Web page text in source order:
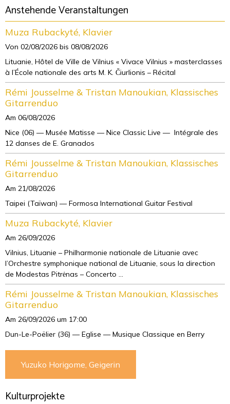
Anstehende Veranstaltungen
Muza Rubackyté, Klavier
Von 02/08/2026 bis 08/08/2026
Lituanie, Hôtel de Ville de Vilnius « Vivace Vilnius » masterclasses
à l’École nationale des arts M. K. Čiurlionis – Récital
Rémi Jousselme & Tristan Manoukian, Klassisches
Gitarrenduo
Am 06/08/2026
Nice (06) — Musée Matisse — Nice Classic Live — Intégrale des
12 danses de E. Granados
Rémi Jousselme & Tristan Manoukian, Klassisches
Gitarrenduo
Am 21/08/2026
Taipei (Taïwan) — Formosa International Guitar Festival
Muza Rubackyté, Klavier
Am 26/09/2026
Vilnius, Lituanie – Philharmonie nationale de Lituanie avec
l’Orchestre symphonique national de Lituanie, sous la direction
de Modestas Pitrėnas – Concerto ...
Rémi Jousselme & Tristan Manoukian, Klassisches
Gitarrenduo
Am 26/09/2026 um 17:00
Dun-Le-Poëlier (36) — Eglise — Musique Classique en Berry
Yuzuko Horigome, Geigerin
Kulturprojekte